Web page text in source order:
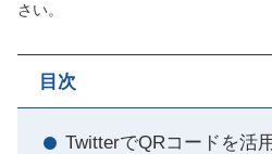
さい。
目次
TwitterでQRコードを活